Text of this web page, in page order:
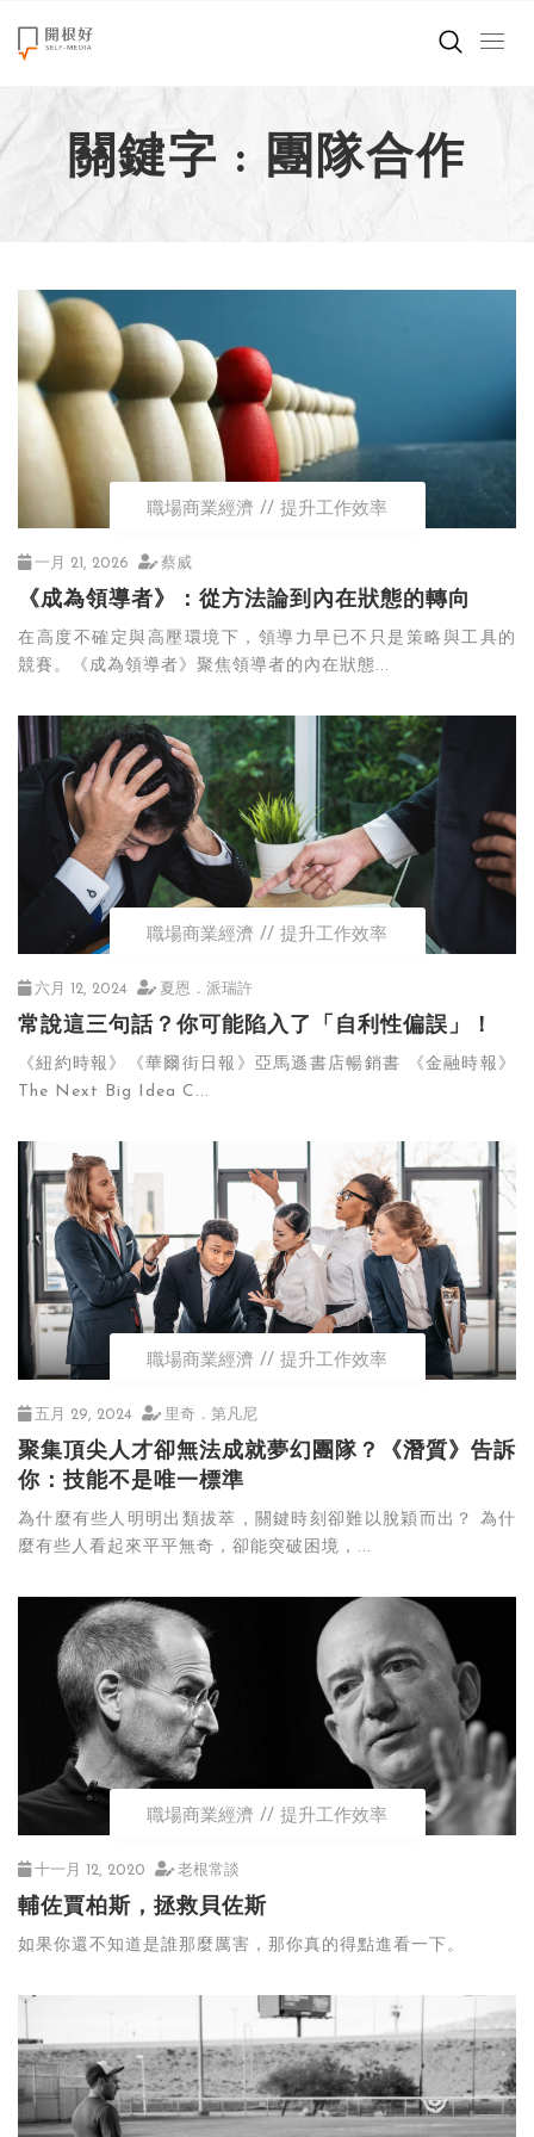
來點正能量
世界在想什麼
創造美好生活
職場商業經濟
影片專區
關於我們
關鍵字 : 團隊合作
職場商業經濟 提升工作效率
一月 21, 2026 蔡威
《成為領導者》：從方法論到內在狀態的轉向
在高度不確定與高壓環境下，領導力早已不只是策略與工具的
競賽。《成為領導者》聚焦領導者的內在狀態...
職場商業經濟 提升工作效率
六月 12, 2024 夏恩．派瑞許
常說這三句話？你可能陷入了「自利性偏誤」！
《紐約時報》《華爾街日報》亞馬遜書店暢銷書 《金融時報》
The Next Big Idea C...
職場商業經濟 提升工作效率
五月 29, 2024 里奇．第凡尼
聚集頂尖人才卻無法成就夢幻團隊？《潛質》告訴
你：技能不是唯一標準
為什麼有些人明明出類拔萃，關鍵時刻卻難以脫穎而出？ 為什
麼有些人看起來平平無奇，卻能突破困境，...
職場商業經濟 提升工作效率
十一月 12, 2020 老根常談
輔佐賈柏斯，拯救貝佐斯
如果你還不知道是誰那麼厲害，那你真的得點進看一下。